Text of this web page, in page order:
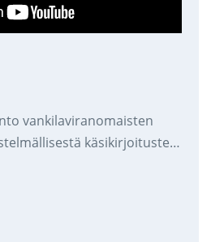
vankilaviranomaisten
käsikirjoitusten